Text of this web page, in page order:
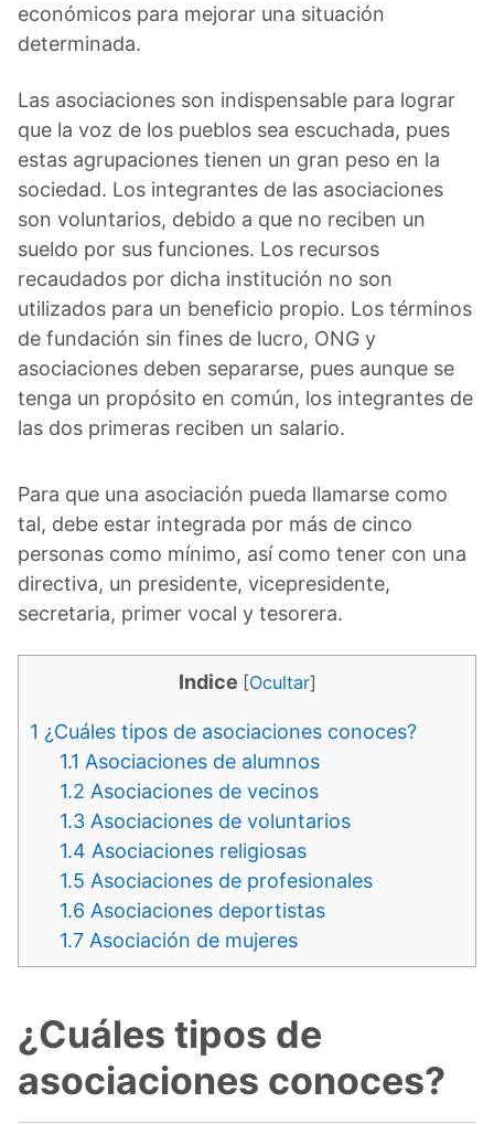
económicos para mejorar una situación
determinada.
Las asociaciones son indispensable para lograr
que la voz de los pueblos sea escuchada, pues
estas agrupaciones tienen un gran peso en la
sociedad. Los integrantes de las asociaciones
son voluntarios, debido a que no reciben un
sueldo por sus funciones. Los recursos
recaudados por dicha institución no son
utilizados para un beneficio propio. Los términos
de fundación sin fines de lucro, ONG y
asociaciones deben separarse, pues aunque se
tenga un propósito en común, los integrantes de
las dos primeras reciben un salario.
Para que una asociación pueda llamarse como
tal, debe estar integrada por más de cinco
personas como mínimo, así como tener con una
directiva, un presidente, vicepresidente,
secretaria, primer vocal y tesorera.
Indice [Ocultar]
1 ¿Cuáles tipos de asociaciones conoces?
1.1 Asociaciones de alumnos
1.2 Asociaciones de vecinos
1.3 Asociaciones de voluntarios
1.4 Asociaciones religiosas
1.5 Asociaciones de profesionales
1.6 Asociaciones deportistas
1.7 Asociación de mujeres
¿Cuáles tipos de
asociaciones conoces?